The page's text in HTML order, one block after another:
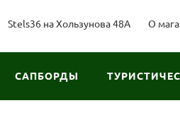
Stels36 на Хользунова 48А О
САПБОРДЫ